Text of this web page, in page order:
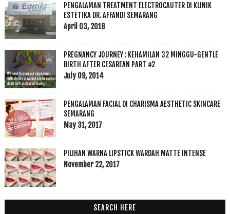
PENGALAMAN TREATMENT ELECTROCAUTER DI KLINIK
ESTETIKA DR. AFFANDI SEMARANG
April 03, 2018
PREGNANCY JOURNEY : KEHAMILAN 32 MINGGU-GENTLE
BIRTH AFTER CESAREAN PART #2
July 09, 2014
PENGALAMAN FACIAL DI CHARISMA AESTHETIC SKINCARE
SEMARANG
May 31, 2017
PILIHAN WARNA LIPSTICK WARDAH MATTE INTENSE
November 22, 2017
SEARCH HERE